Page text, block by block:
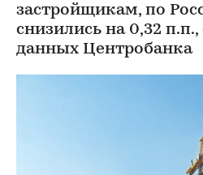
застройщикам, по
снизились на 0,32 п.п.,
данных Центробанка